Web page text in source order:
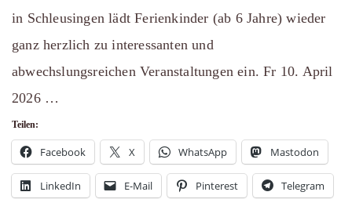
in Schleusingen lädt Ferienkinder (ab 6 Jahre) wieder
ganz herzlich zu interessanten und
abwechslungsreichen Veranstaltungen ein. Fr 10. April
2026 …
Teilen:
Facebook X WhatsApp Mastodon
LinkedIn E-Mail Pinterest Telegram